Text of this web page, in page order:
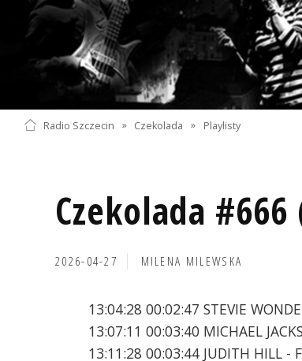
Radio Szczecin » Czekolada » Playlisty
Czekolada
2026-04-27 MILENA MILEWSKA
13:04:28 00:02:47 STEVIE
13:07:11 00:03:40 MICHAEL
13:11:28 00:03:44 JUDITH HILL -